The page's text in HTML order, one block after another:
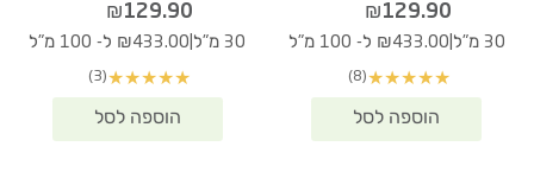
₪129.90
30 מ"ל ₪433.00 ל- 100 מ"ל
★
★
★
★
★
(8)
₪129.90
30 מ"ל ₪433.00 ל- 100 מ"ל
★
★
★
★
★
(3)